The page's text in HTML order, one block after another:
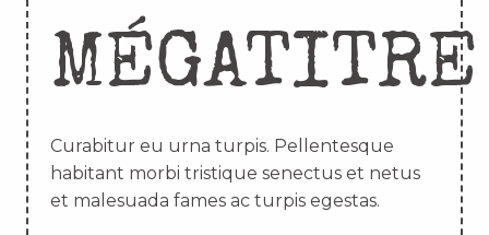
MÉGATITRE
Curabitur eu urna turpis. Pellentesque
habitant morbi tristique senectus et netus
et malesuada fames ac turpis egestas.